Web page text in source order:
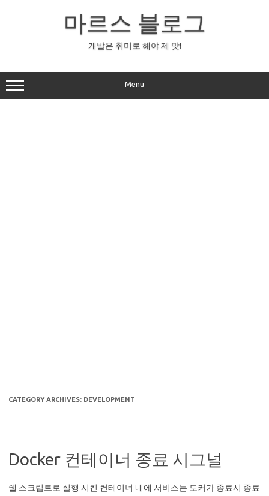
마르스 블로그
개발은 취미로 해야 제 맛!
Menu
CATEGORY ARCHIVES: DEVELOPMENT
Docker 컨테이너 종료 시그널
쉘 스크립트로 실행 시킨 컨테이너 내에 서비스는 도커가 종료시 종료